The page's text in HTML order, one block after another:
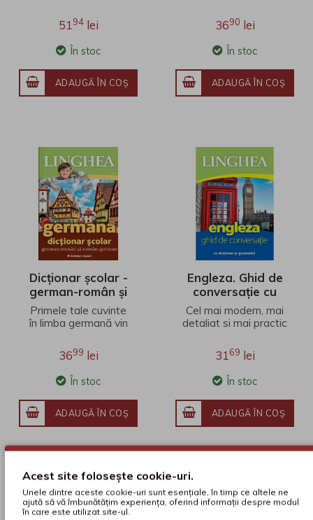
5194lei
În stoc
ADAUGĂ ÎN COŞ
Linghea, cu vocabular
actualizat pe..
3690 lei
În stoc
ADAUGĂ ÎN COŞ
Dicționar școlar -
german-român și
român-german
Primele tale cuvinte
în limba germană vin
Linghea, cu vocabular
actualizat pe..
3699 lei
În stoc
ADAUGĂ ÎN COŞ
Engleza. Ghid de
conversație cu
dicționar și
gramatică
Cel mai modern, mai
detaliat si mai practic
de pe piata. In cele
336 de pagini v..
3169 lei
În stoc
ADAUGĂ ÎN COŞ
Acest site folosește cookie-uri.
Unele dintre aceste cookie-uri sunt esențiale, în timp ce altele ne
ajută să vă îmbunătățim experiența, oferind informații despre modul
în care este utilizat site-ul.